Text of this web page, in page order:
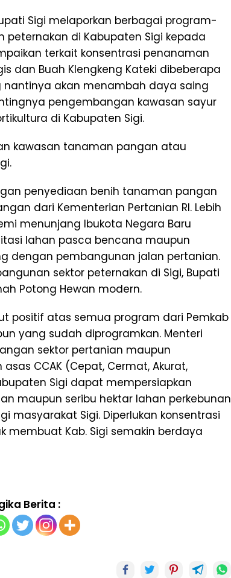
Sigi melaporkan berbagai program-
di Kabupaten Sigi kepada
terkait konsentrasi penanaman
dan Buah Klengkeng Kateki dibeberapa
akan menambah daya saing
pengembangan kawasan sayur
di Kabupaten Sigi.
kawasan tanaman pangan atau
penyediaan benih tanaman pangan
dari Kementerian Pertanian RI. Lebih
menunjang Ibukota Negara Baru
lahan pasca bencana maupun
dengan pembangunan jalan pertanian.
sektor peternakan di Sigi, Bupati
Potong Hewan modern.
positif atas semua program dari Pemkab
yang sudah diprogramkan. Menteri
sektor pertanian maupun
CCAK (Cepat, Cermat, Akurat,
Sigi dapat mempersiapkan
maupun seribu hektar lahan perkebunan
masyarakat Sigi. Diperlukan konsentrasi
membuat Kab. Sigi semakin berdaya
Berita :